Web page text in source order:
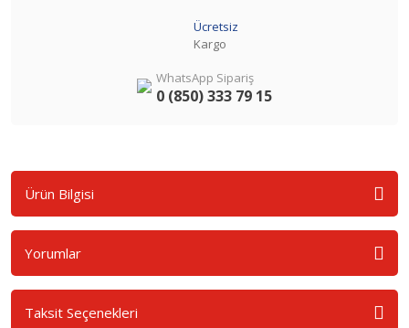
Ücretsiz
Kargo
WhatsApp Sipariş
0 (850) 333 79 15
Ürün Bilgisi
Yorumlar
Taksit Seçenekleri